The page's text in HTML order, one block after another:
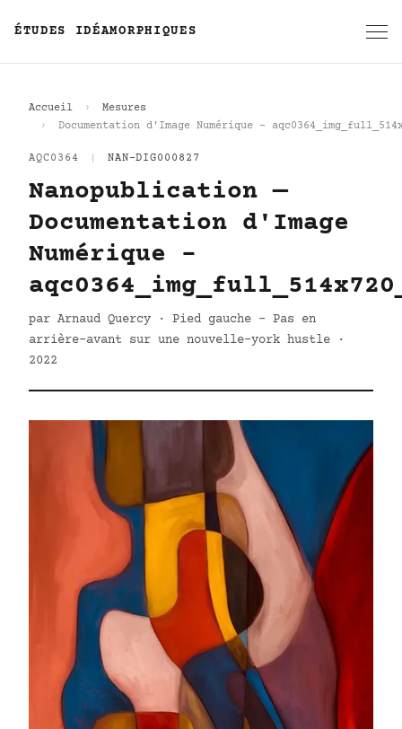
ÉTUDES IDÉAMORPHIQUES
Accueil
Mesures
Documentation d'Image Numérique -
AQC0364 NAN-DIG000827
Nanopublication —
Documentation d'Image
Numérique -
par Arnaud Quercy · Pied gauche - Pas en
arrière-avant sur une nouvelle-york hustle ·
2022